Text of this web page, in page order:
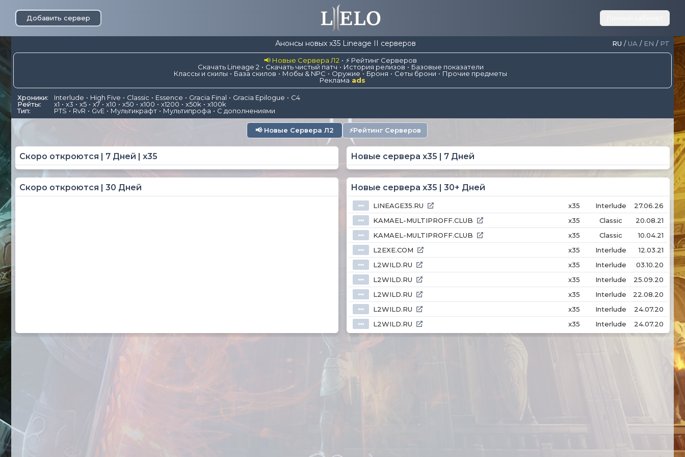
Добавить сервер
Анонсы новых x35 Lineage II серверов RU / UA / EN / PT
📢 Новые Сервера Л2
⚡ Рейтинг Серверов
Скачать Lineage 2
Скачать чистый патч История релизов
Базовые показатели
Классы и скилы
База скилов Мобы & NPC Оружие Броня Сеты брони
Прочие предметы
Реклама ads
Хроники: Interlude High Five Classic Essence Gracia Final Gracia Epilogue
C4
Рейты:
x1 x3 x5 x7 x10 x50 x100 x1200 x50k
x100k
Тип:
PTS RvR GvE Мультикрафт Мультипрофа С дополнениями
📢 Новые Сервера Л2 ⚡Рейтинг Серверов
Скоро откроются | 7 Дней | x35 Новые сервера x35 | 7 Дней
Скоро откроются | 30 Дней Новые сервера x35 | 30+ Дней
⦁⦁⦁ LINEAGE35.RU x35 Interlude 27.06.26
⦁⦁⦁ KAMAEL-MULTIPROFF.CLUB x35 Classic 20.08.21
⦁⦁⦁ KAMAEL-MULTIPROFF.CLUB x35 Classic 10.04.21
⦁⦁⦁ L2EXE.COM x35 Interlude 12.03.21
⦁⦁⦁ L2WILD.RU x35 Interlude 03.10.20
⦁⦁⦁ L2WILD.RU x35 Interlude 25.09.20
⦁⦁⦁ L2WILD.RU x35 Interlude 22.08.20
⦁⦁⦁ L2WILD.RU x35 Interlude 24.07.20
⦁⦁⦁ L2WILD.RU x35 Interlude 24.07.20